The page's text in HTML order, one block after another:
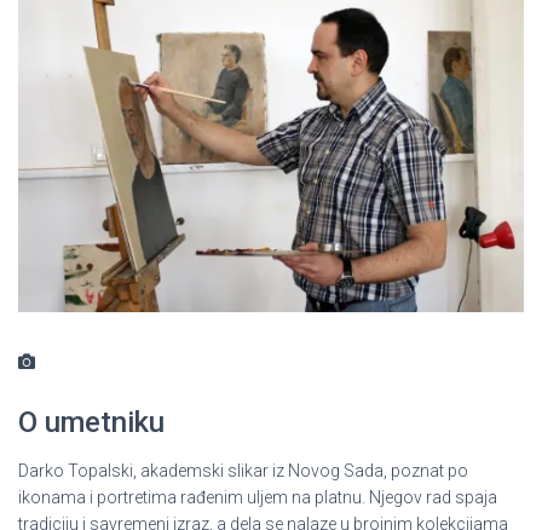
O umetniku
Darko Topalski, akademski slikar iz Novog Sada, poznat po
ikonama i portretima rađenim uljem na platnu. Njegov rad spaja
tradiciju i savremeni izraz, a dela se nalaze u brojnim kolekcijama